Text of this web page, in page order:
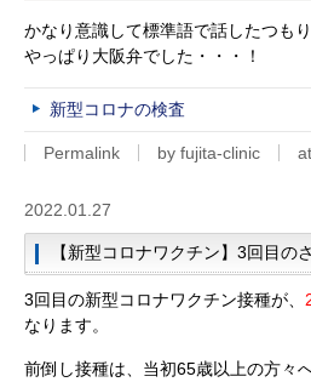
かなり意識して標準語で話したつもり
やっぱり大阪弁でした・・・！
新型コロナの検査
Permalink by fujita-clinic
2022.01.27
【新型コロナワクチン】3回目の
3回目の新型コロナワクチン接種が、
なります。
前倒し接種は、当初65歳以上の方々